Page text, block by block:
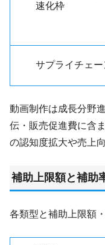
速化枠
サプライチェ
動画制作は成長分野
伝・販売促進費に含
の認知度拡大や売上
補助上限額と補助
各類型と補助上限額